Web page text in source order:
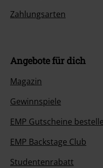
Zahlungsarten
Angebote für dich
Magazin
Gewinnspiele
EMP Gutscheine
EMP Backstage Club
Studentenrabatt